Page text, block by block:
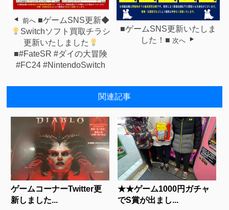
前へ ■ゲームSNS更新◆
Switchソフト買取チラシ
更新いたしました
■#FateSR #ダイの大冒険
#FC24 #NintendoSwitch
■ゲームSNS更新いたしま
した！■ 次へ
関連記事
ゲームコーナーTwitter更
新しました...
★★ゲーム1000円ガチャ
でS賞が出まし...